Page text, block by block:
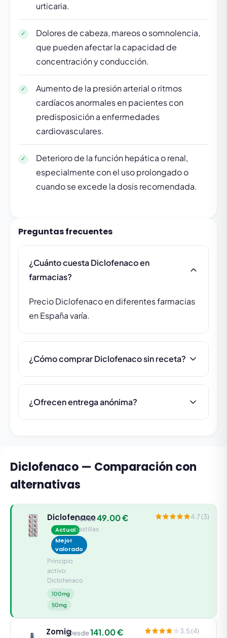
urticaria.
Dolores de cabeza, mareos o somnolencia,
que pueden afectar la capacidad de
concentración y conducción.
Aumento de la presión arterial o ritmos
cardíacos anormales en pacientes con
predisposición a enfermedades
cardiovasculares.
Deterioro de la función hepática o renal,
especialmente con el uso prolongado o
cuando se excede la dosis recomendada.
Preguntas frecuentes
¿Cuánto cuesta Diclofenaco en
farmacias?
Precio Diclofenaco en diferentes farmacias
en España varía.
¿Cómo comprar Diclofenaco sin receta?
¿Ofrecen entrega anónima?
Diclofenaco — Comparación con
alternativas
Diclofenaco
Actual
Mejor
valorado
Principio
activo:
Diclofenaco
100mg
50mg
Desde49.00 €
pastillas
4.7 (3)
ZomigDesde141.00 € 3.5 (4)